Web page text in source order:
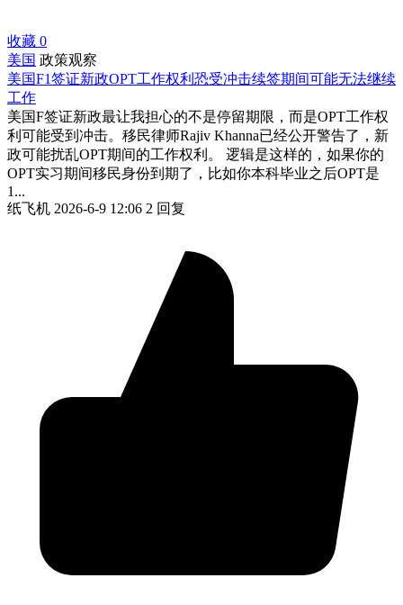
收藏 0
美国 政策观察
美国F1签证新政OPT工作权利恐受冲击续签期间可能无法继续
工作
美国F签证新政最让我担心的不是停留期限，而是OPT工作权
利可能受到冲击。移民律师Rajiv Khanna已经公开警告了，新
政可能扰乱OPT期间的工作权利。 逻辑是这样的，如果你的
OPT实习期间移民身份到期了，比如你本科毕业之后OPT是
1...
纸飞机 2026-6-9 12:06 2 回复